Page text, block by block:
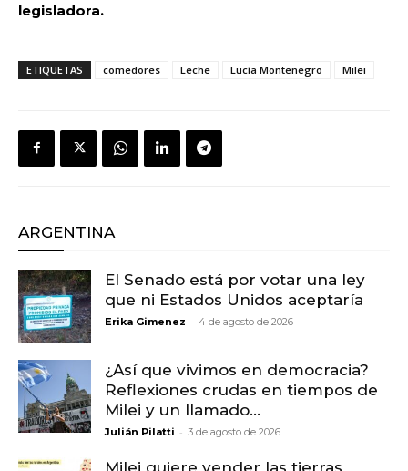
legisladora.
ETIQUETAS comedores Leche Lucía Montenegro Milei
ARGENTINA
El Senado está por votar una ley
que ni Estados Unidos aceptaría
Erika Gimenez - 4 de agosto de 2026
¿Así que vivimos en democracia?
Reflexiones crudas en tiempos de
Milei y un llamado...
Julián Pilatti - 3 de agosto de 2026
Milei quiere vender las tierras